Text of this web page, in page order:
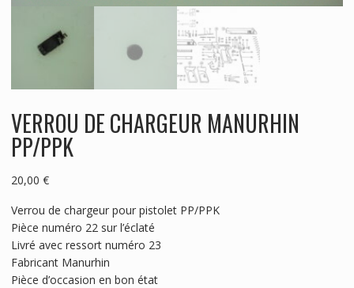
VERROU DE CHARGEUR MANURHIN
PP/PPK
20,00 €
Verrou de chargeur pour pistolet PP/PPK
Pièce numéro 22 sur l’éclaté
Livré avec ressort numéro 23
Fabricant Manurhin
Pièce d’occasion en bon état